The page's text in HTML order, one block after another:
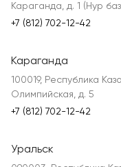
Караганда, д. 1 (Нур
+7 (812) 702-12-42
Караганда
100019, Республика
Олимпийская, д. 5
+7 (812) 702-12-42
Уральск